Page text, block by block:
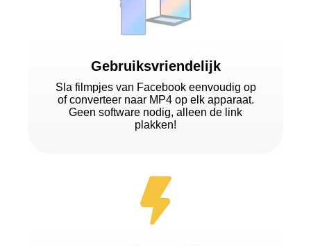
Gebruiksvriendelijk
Sla filmpjes van Facebook eenvoudig op
of converteer naar MP4 op elk apparaat.
Geen software nodig, alleen de link
plakken!